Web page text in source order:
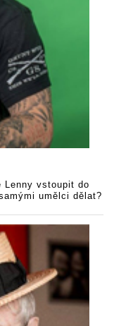
Lenny vstoupit do
umělci dělat?